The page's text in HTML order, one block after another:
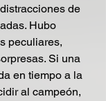
de
Hubo
peculiares,
Si una
en tiempo a la
al campeón,